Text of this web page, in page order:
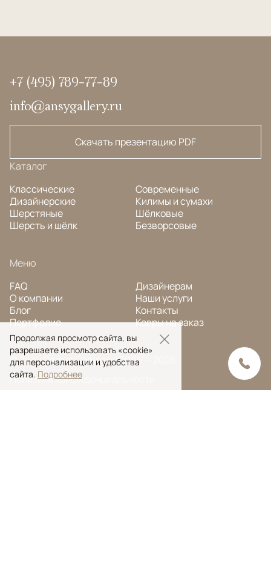
+7 (495) 789-77-89
info@ansygallery.ru
Скачать презентацию PDF
Каталог
Классические
Дизайнерские
Шерстяные
Шерсть и шёлк
Современные
Килимы и сумахи
Шёлковые
Безворсовые
Меню
FAQ
О компании
Блог
Портфолио
Дизайнерам
Наши услуги
Контакты
Ковры на заказ
© Ansy Carpet Company 2005 — 2026
Политика конфиденциальности
Продолжая просмотр сайта, вы
разрешаете использовать «cookie»
для персонализации и удобства
сайта. Подробнее